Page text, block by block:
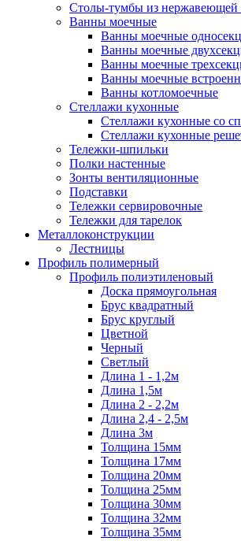
Столы-тумбы из нержавеющей
Ванны моечные
Ванны моечные
Ванны моечные
Ванны моечные
Ванны моечные
Ванны котломоечные
Стеллажи кухонные
Стеллажи кухонные со
Стеллажи кухонные
Тележки-шпильки
Полки настенные
Зонты вентиляционные
Подставки
Тележки сервировочные
Тележки для тарелок
Металлоконструкции
Лестницы
Профиль полимерный
Профиль полиэтиленовый
Доска прямоугольная
Брус квадратный
Брус круглый
Цветной
Черный
Светлый
Длина 1 - 1,2м
Длина 1,5м
Длина 2 - 2,2м
Длина 2,4 - 2,5м
Длина 3м
Толщина 15мм
Толщина 17мм
Толщина 20мм
Толщина 25мм
Толщина 30мм
Толщина 32мм
Толщина 35мм